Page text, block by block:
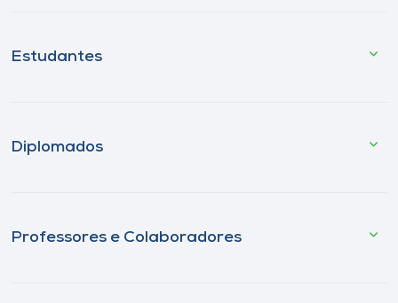
Estudantes
Diplomados
Professores e Colaboradores